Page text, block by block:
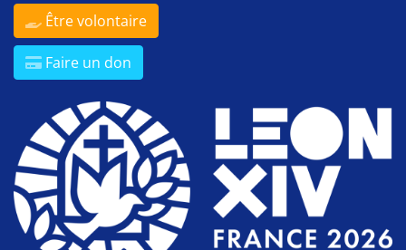
Être volontaire
Faire un don